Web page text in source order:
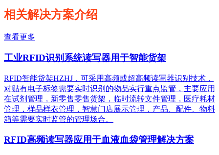
相关解决方案介绍
查看更多
工业RFID识别系统读写器用于智能货架
RFID智能货架HZHJ，可采用高频或超高频读写器识别技术，
对贴有电子标签需要实时识别的物品实行重点监管，主要应用
在试剂管理，新零售零售货架，临时流转文件管理，医疗耗材
管理，样品样衣管理，智慧门店展示管理，产品、配件、物料
箱等需要实时监管的管理场合。
RFID高频读写器应用于血液血袋管理解决方案